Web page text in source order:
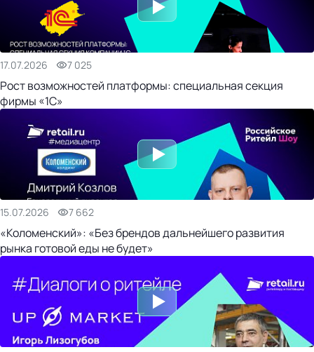
17.07.2026 7 025
Рост возможностей платформы: специальная секция
фирмы «1С»
15.07.2026 7 662
«Коломенский»: «Без брендов дальнейшего развития
рынка готовой еды не будет»